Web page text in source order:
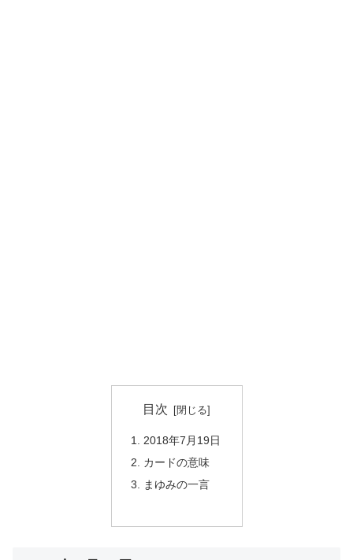
目次
2018年7月19日
カードの意味
まゆみの一言